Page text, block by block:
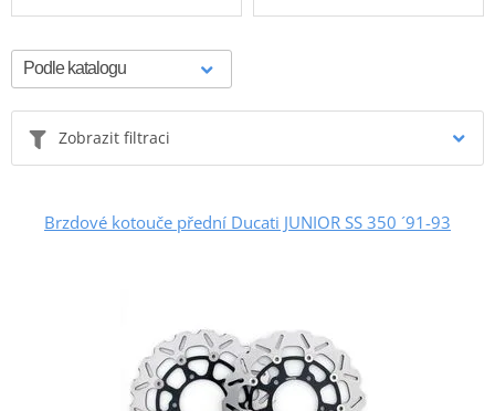
Zobrazit filtraci
Brzdové kotouče přední Ducati JUNIOR SS 350 ´91-93